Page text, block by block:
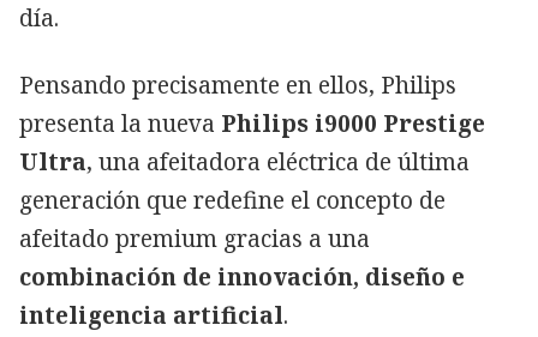
día.
Pensando precisamente en ellos, Philips
presenta la nueva Philips i9000 Prestige
Ultra, una afeitadora eléctrica de última
generación que redefine el concepto de
afeitado premium gracias a una
combinación de innovación, diseño e
inteligencia artificial.